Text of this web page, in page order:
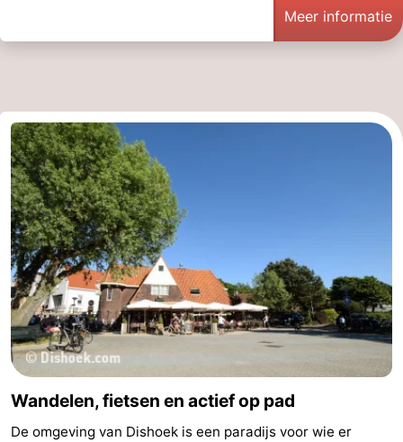
Meer informatie
Wandelen, fietsen en actief op pad
De omgeving van Dishoek is een paradijs voor wie er